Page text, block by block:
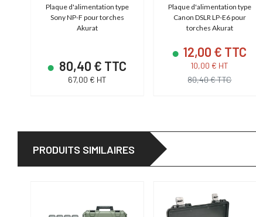
Plaque d'alimentation type
Sony NP-F pour torches
Akurat
80,40 € TTC
67,00 € HT
Plaque d'alimentation type
Canon DSLR LP-E6 pour
torches Akurat
12,00 € TTC
10,00 € HT
80,40 € TTC
PRODUITS SIMILAIRES